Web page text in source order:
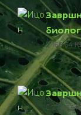
166.64
774.23